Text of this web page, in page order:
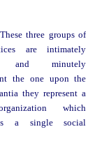
These three groups of
are intimately
and minutely
the one upon the
they represent a
which
a single social